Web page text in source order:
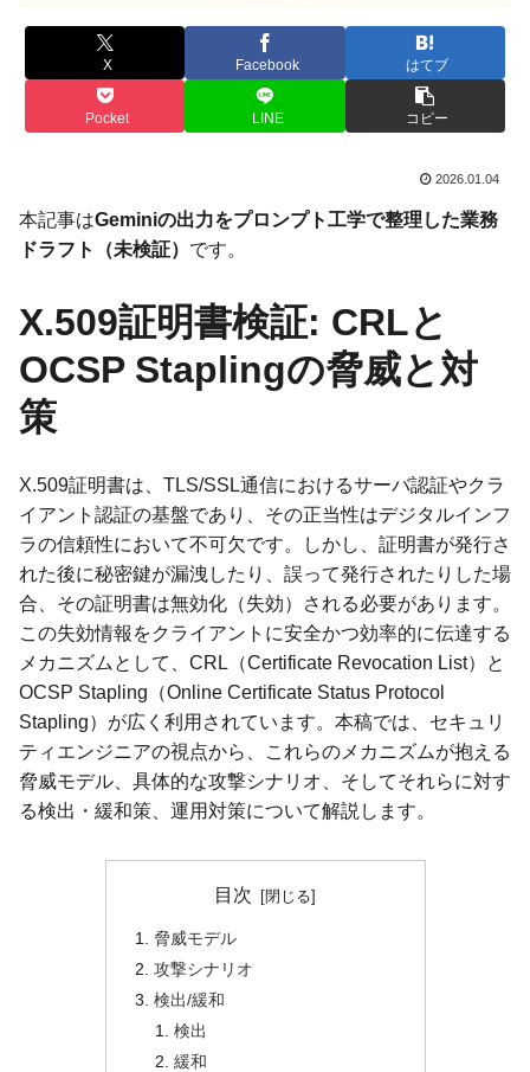
X Facebook はてブ
Pocket LINE コピー
2026.01.04
本記事はGeminiの出力をプロンプト工学で整理した業務
ドラフト（未検証） です。
X.509証明書検証: CRLと
OCSP Staplingの脅威と対
策
X.509証明書は、TLS/SSL通信におけるサーバ認証やクラ
イアント認証の基盤であり、その正当性はデジタルインフ
ラの信頼性において不可欠です。しかし、証明書が発行さ
れた後に秘密鍵が漏洩したり、誤って発行されたりした場
合、その証明書は無効化（失効）される必要があります。
この失効情報をクライアントに安全かつ効率的に伝達する
メカニズムとして、CRL（Certificate Revocation List）と
OCSP Stapling（Online Certificate Status Protocol
Stapling）が広く利用されています。本稿では、セキュリ
ティエンジニアの視点から、これらのメカニズムが抱える
脅威モデル、具体的な攻撃シナリオ、そしてそれらに対す
る検出・緩和策、運用対策について解説します。
目次
脅威モデル
攻撃シナリオ
検出/緩和
検出
緩和